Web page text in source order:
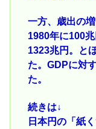
一方、歳出の
1980年に100
1323兆円。と
た。GDPに対
た。
続きは↓
日本円の「紙